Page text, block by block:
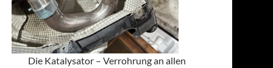
Die Katalysator – Verrohrung an allen